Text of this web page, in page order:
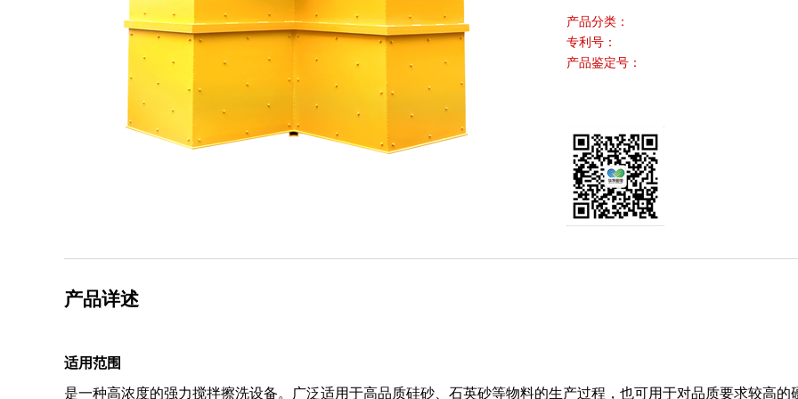
产品分类：
专利号：
产品鉴定号：
产品详述
适用范围
是一种高浓度的强力搅拌擦洗设备。广泛适用于高品质硅砂、石英砂等物料的生产过程，也可用于对品质要求较高